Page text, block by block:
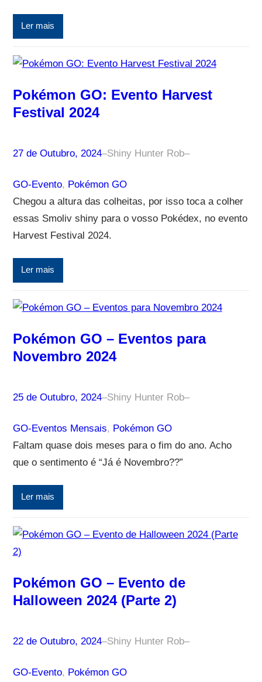
Ler mais
Pokémon GO: Evento Harvest
Festival 2024
27 de Outubro, 2024–Shiny Hunter Rob–
GO-Evento, Pokémon GO
Chegou a altura das colheitas, por isso toca a colher
essas Smoliv shiny para o vosso Pokédex, no evento
Harvest Festival 2024.
Ler mais
Pokémon GO – Eventos para
Novembro 2024
25 de Outubro, 2024–Shiny Hunter Rob–
GO-Eventos Mensais, Pokémon GO
Faltam quase dois meses para o fim do ano. Acho
que o sentimento é “Já é Novembro??”
Ler mais
Pokémon GO – Evento de
Halloween 2024 (Parte 2)
22 de Outubro, 2024–Shiny Hunter Rob–
GO-Evento, Pokémon GO